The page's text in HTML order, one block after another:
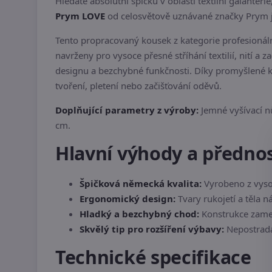
Prym LOVE od celosvětově uznávané značky
Tento propracovaný kousek z kategorie
navrženy pro vysoce přesné stříhání textilií, nití a
designu a bezchybné funkčnosti. Díky
tvoření, pletení nebo začišťování oděvů.
Doplňující parametry z výroby: Jemné vyšívací
cm.
Hlavní výhody a
Špičková německá kvalita: Vyrobeno z
Ergonomický design: Tvary rukojetí a těla
Hladký a bezchybný chod: Konstrukce
Skvělý tip pro rozšíření výbavy:
Technické specifikace